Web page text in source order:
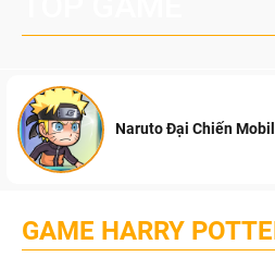
Naruto Đại Chiến
GAME HARRY